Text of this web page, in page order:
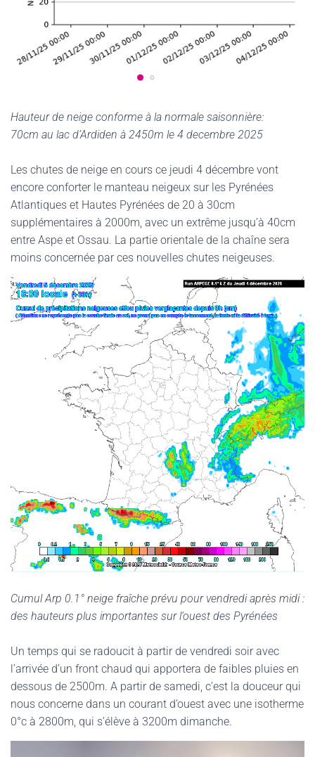
Hauteur de neige conforme à la normale saisonnière:
70cm au lac d’Ardiden à 2450m le 4 decembre 2025
Les chutes de neige en cours ce jeudi 4 décembre vont
encore conforter le manteau neigeux sur les Pyrénées
Atlantiques et Hautes Pyrénées de 20 à 30cm
supplémentaires à 2000m, avec un extrême jusqu’à 40cm
entre Aspe et Ossau. La partie orientale de la chaîne sera
moins concernée par ces nouvelles chutes neigeuses.
Cumul Arp 0.1° neige fraîche prévu pour vendredi après midi :
des hauteurs plus importantes sur l’ouest des Pyrénées
Un temps qui se radoucit à partir de vendredi soir avec
l’arrivée d’un front chaud qui apportera de faibles pluies en
dessous de 2500m. A partir de samedi, c’est la douceur qui
nous concerne dans un courant d’ouest avec une isotherme
0°c à 2800m, qui s’élève à 3200m dimanche.